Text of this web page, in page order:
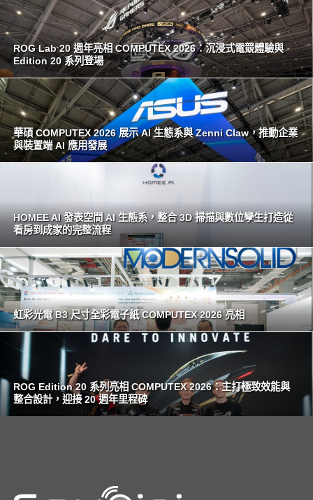
ROG Lab 20 週年亮相 COMPUTEX 2026：沉浸式電競體驗與
Edition 20 系列登場
華碩 COMPUTEX 2026 展示 AI 生態系與 Zenni Claw，推動企業
與裝置端 AI 應用發展
HOMEE AI 發表空間 AI 生態系，整合 3D 掃描與數位孿生打造從
看房到成家的完整流程
虹彩光電 B3 尺寸全彩電子紙 COMPUTEX 2026 亮相
ROG Edition 20 系列亮相 COMPUTEX 2026：主打極致效能與
整合設計，迎接 20 週年里程碑